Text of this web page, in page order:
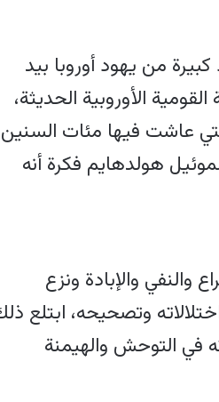
من يهود أوروبا بيد
الأوروبية الحديثة،
التي عاشت فيها مئات
في فرانكفورت عام 1845، رفض الحاخام صموئيل هولدهايم فكرة أنه
والنفي والإبادة ونزع
وتصحيحه، ابتلع
في التوحش والهيمنة